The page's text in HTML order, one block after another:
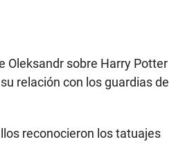
Oleksandr sobre Harry Potter
relación con los guardias de
reconocieron los tatuajes